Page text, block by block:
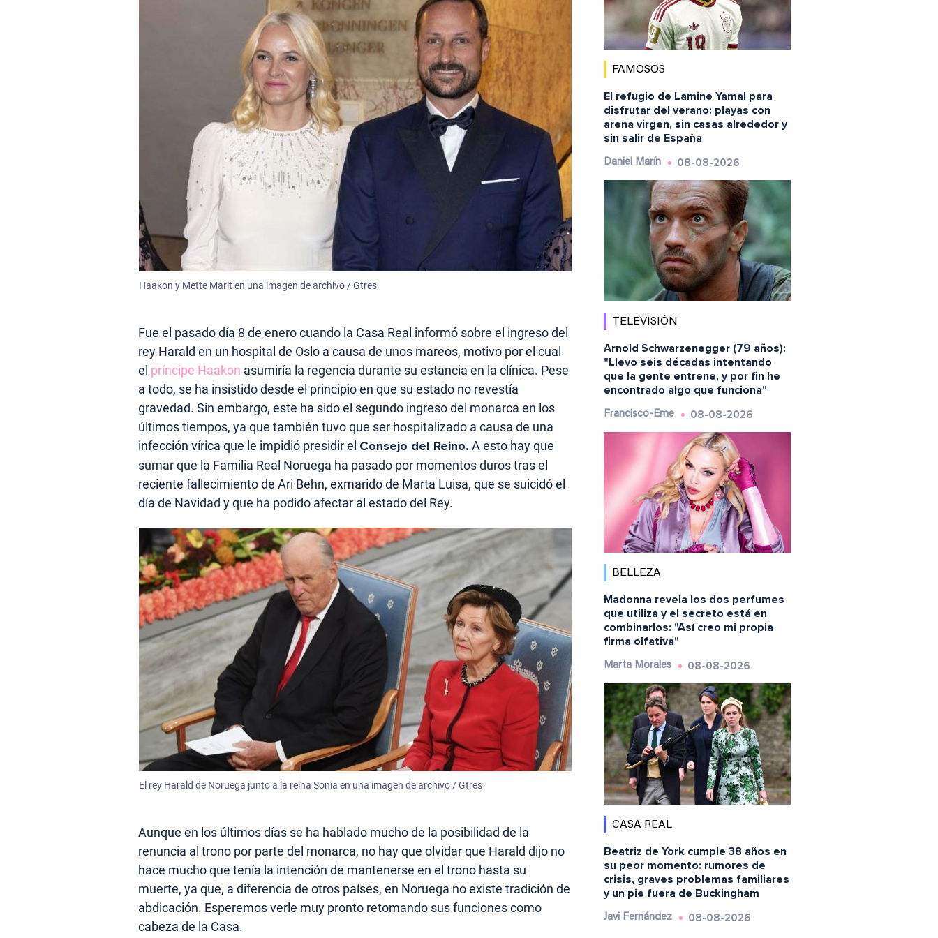
Haakon y Mette Marit en una imagen de archivo / Gtres
Fue el pasado día 8 de enero cuando la Casa Real informó sobre el ingreso del
rey Harald en un hospital de Oslo a causa de unos mareos, motivo por el cual
el príncipe Haakon asumiría la regencia durante su estancia en la clínica. Pese
a todo, se ha insistido desde el principio en que su estado no revestía
gravedad. Sin embargo, este ha sido el segundo ingreso del monarca en los
últimos tiempos, ya que también tuvo que ser hospitalizado a causa de una
infección vírica que le impidió presidir el Consejo del Reino. A esto hay que
sumar que la Familia Real Noruega ha pasado por momentos duros tras el
reciente fallecimiento de Ari Behn, exmarido de Marta Luisa, que se suicidó el
día de Navidad y que ha podido afectar al estado del Rey.
El rey Harald de Noruega junto a la reina Sonia en una imagen de archivo / Gtres
Aunque en los últimos días se ha hablado mucho de la posibilidad de la
renuncia al trono por parte del monarca, no hay que olvidar que Harald dijo no
hace mucho que tenía la intención de mantenerse en el trono hasta su
muerte, ya que, a diferencia de otros países, en Noruega no existe tradición de
abdicación. Esperemos verle muy pronto retomando sus funciones como
cabeza de la Casa.
FAMOSOS
El refugio de Lamine Yamal para
disfrutar del verano: playas con
arena virgen, sin casas alrededor y
sin salir de España
Daniel Marín 08-08-2026
TELEVISIÓN
Arnold Schwarzenegger (79 años):
"Llevo seis décadas intentando
que la gente entrene, y por fin he
encontrado algo que funciona"
Francisco-Eme 08-08-2026
BELLEZA
Madonna revela los dos perfumes
que utiliza y el secreto está en
combinarlos: "Así creo mi propia
firma olfativa"
Marta Morales 08-08-2026
CASA REAL
Beatriz de York cumple 38 años en
su peor momento: rumores de
crisis, graves problemas familiares
y un pie fuera de Buckingham
Javi Fernández 08-08-2026